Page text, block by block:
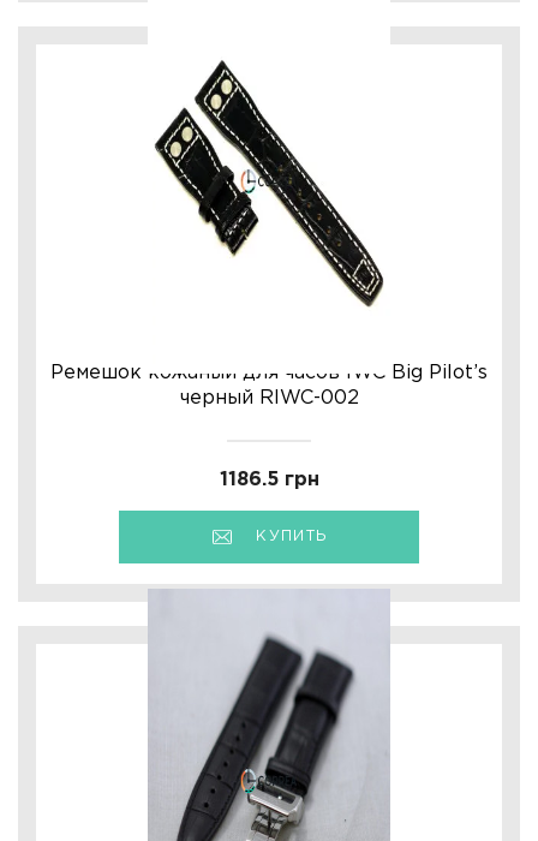
Ремешок кожаный для часов IWC Big Pilot’s
черный RIWC-002
1186.5 грн
КУПИТЬ